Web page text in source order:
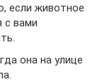
если животное
с вами
она на улице